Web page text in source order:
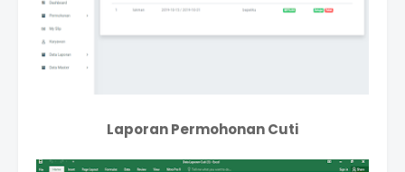
Laporan Permohonan Cuti